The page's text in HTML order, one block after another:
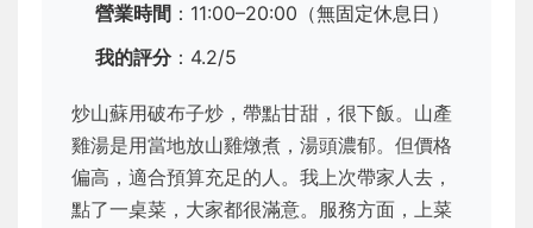
營業時間 ：11:00–20:00（無固定休息日）
我的評分：4.2/5
炒山蘇用破布子炒，帶點甘甜，很下飯。山產
雞湯是用當地放山雞燉煮，湯頭濃郁。但價格
偏高，適合預算充足的人。我上次帶家人去，
點了一桌菜，大家都很滿意。服務方面，上菜